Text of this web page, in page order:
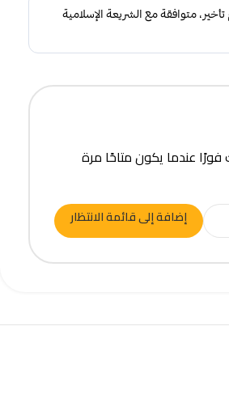
فورًا عندما يكون متاحًا مرة
إضافة إلى قائمة الانتظار